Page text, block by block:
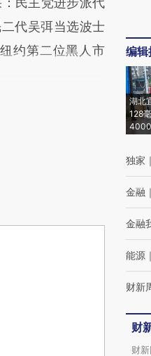
代吴弭当选波士
约第二位黑人市
编辑
湖北
128
独家 ｜
金融 ｜
金融
能源 ｜
财新
财
财